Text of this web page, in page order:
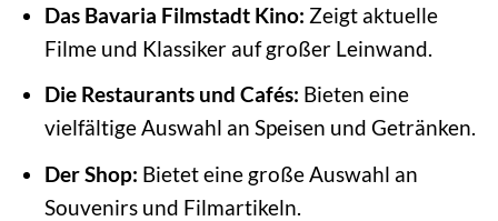
Das Bavaria Filmstadt Kino: Zeigt aktuelle
Filme und Klassiker auf großer Leinwand.
Die Restaurants und Cafés: Bieten eine
vielfältige Auswahl an Speisen und Getränken.
Der Shop: Bietet eine große Auswahl an
Souvenirs und Filmartikeln.